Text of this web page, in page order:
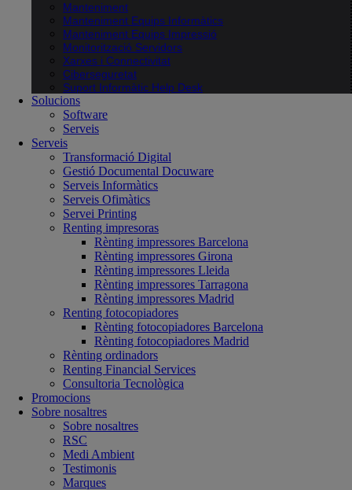
Manteniment
Manteniment Equips Informàtics
Manteniment Equips Impressió
Monitorització Servidors
Xarxes i Connectivitat
Ciberseguretat
Suport Informàtic Help Desk
Solucions
Software
Serveis
Serveis
Transformació Digital
Gestió Documental Docuware
Serveis Informàtics
Serveis Ofimàtics
Servei Printing
Renting impresoras
Rènting impressores Barcelona
Rènting impressores Girona
Rènting impressores Lleida
Rènting impressores Tarragona
Rènting impressores Madrid
Renting fotocopiadores
Rènting fotocopiadores Barcelona
Rènting fotocopiadores Madrid
Rènting ordinadors
Renting Financial Services
Consultoria Tecnològica
Promocions
Sobre nosaltres
Sobre nosaltres
RSC
Medi Ambient
Testimonis
Marques